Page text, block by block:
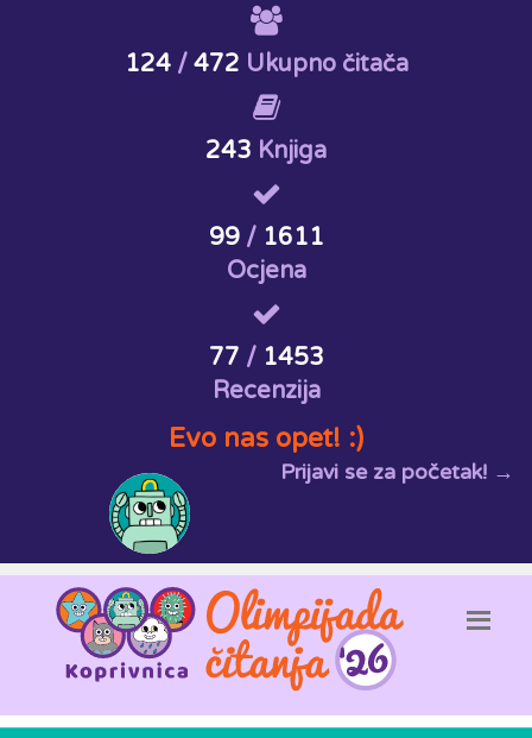
124/ 472 Ukupno čitača
243 Knjiga
99/ 1611
Ocjena
77 / 1453
Recenzija
Evo nas opet! :)
Prijavi se za početak! →